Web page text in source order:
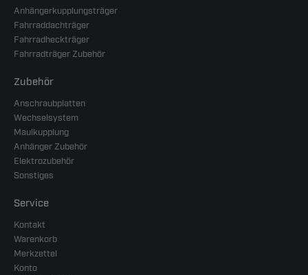
Anhängerkupplungsträger
Fahrraddachträger
Fahrradheckträger
Fahrradträger Zubehör
Zubehör
Anschraubplatten
Wechselsystem
Maulkupplung
Anhänger Zubehör
Elektrozubehör
Sonstiges
Service
Kontakt
Warenkorb
Merkzettel
Konto